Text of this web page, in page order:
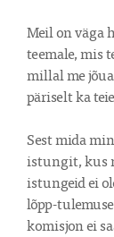
Meil on väga
teemale, mis
millal me
päriselt ka
Sest mida
istungit, kus
istungeid ei
lõpp-
komisjon ei